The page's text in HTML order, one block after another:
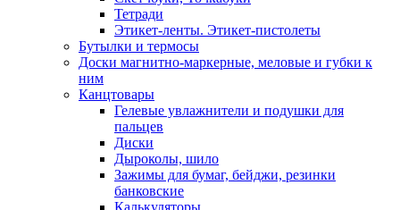
Тетради
Этикет-ленты. Этикет-пистолеты
Бутылки и термосы
Доски магнитно-маркерные, меловые и губки к
ним
Канцтовары
Гелевые увлажнители и подушки для
пальцев
Диски
Дыроколы, шило
Зажимы для бумаг, бейджи, резинки
банковские
Калькуляторы